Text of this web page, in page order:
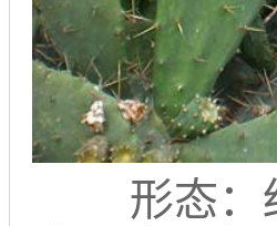
形态：